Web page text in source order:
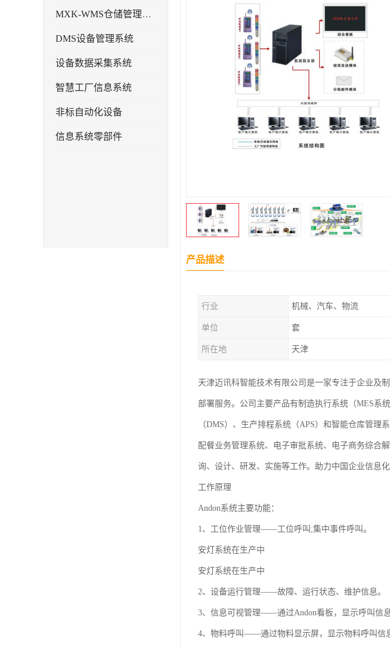
MXK-WMS仓储管理系统
DMS设备管理系统
设备数据采集系统
智慧工厂信息系统
非标自动化设备
信息系统零部件
产品描述
行业 机械、汽车、物流
单位 套
所在地 天津
天津迈讯科智能技术有限公司是一家专注于企业及
部署服务。公司主要产品有制造执行系统（MES系
（DMS）、生产排程系统（APS）和智能仓库管
配餐业务管理系统、电子审批系统、电子商务综合
询、设计、研发、实施等工作。助力中国企业信息化
工作原理
Andon系统主要功能：
1、工位作业管理——工位呼叫;集中事件呼叫。
安灯系统在生产中
安灯系统在生产中
2、设备运行管理——故障、运行状态、维护信息。
3、信息可视管理——通过Andon看板，显示呼叫信
4、物料呼叫——通过物料显示屏，显示物料呼叫信